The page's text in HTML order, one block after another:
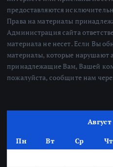
предоставляются
Права на материалы
Администрация сайта
материала не несет. Если Вы
материалы, которые нарушают
принадлежащие Вам, Вашей
пожалуйста, сообщите нам
Пн Вт Ср Чт